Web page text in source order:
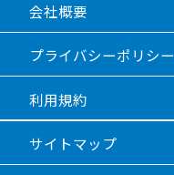
会社概要
プライバシーポリシー
利用規約
サイトマップ